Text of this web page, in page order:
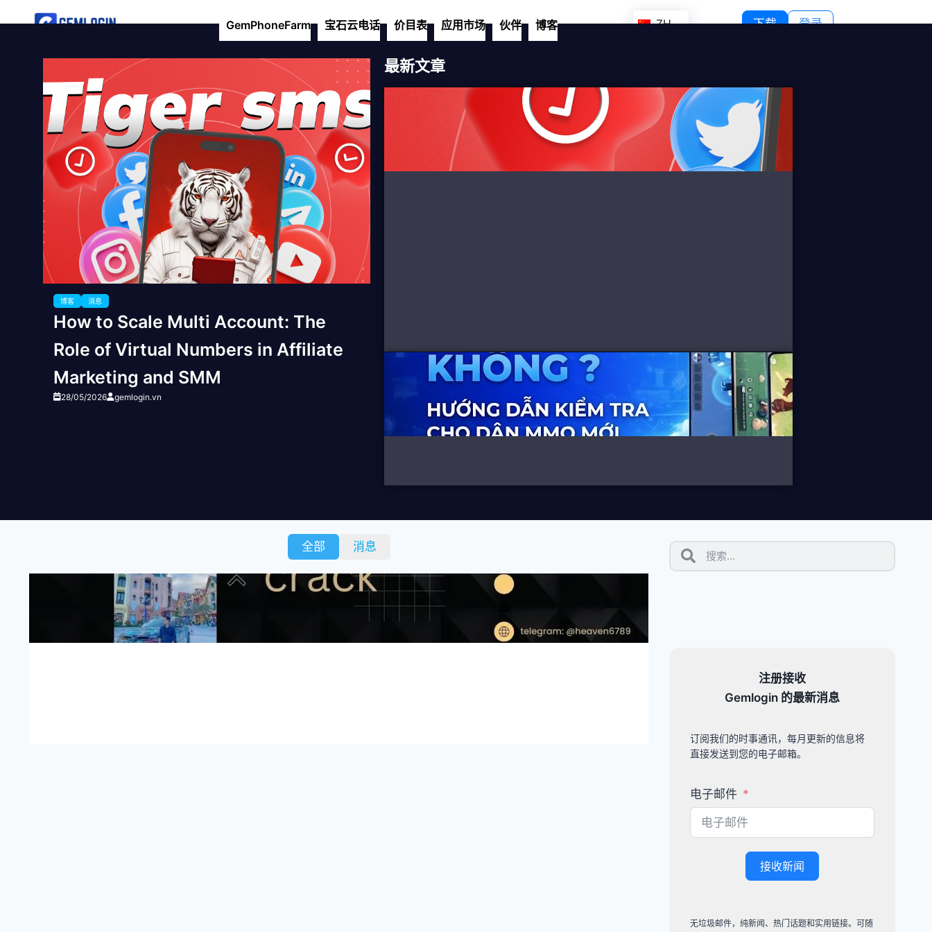
GemPhoneFarm 宝石云电话 价目表 应用市场 伙伴 博客 ZH 下载 登录
博客 消息
How to Scale Multi Account: The
Role of Virtual Numbers in Affiliate
Marketing and SMM
28/05/2026 gemlogin.vn
最新文章
全部 消息
择免费的
GemLogin
注册接收
Gemlogin 的最新消息
订阅我们的时事通讯，每月更新的信息将
直接发送到您的电子邮箱。
电子邮件
接收新闻
无垃圾邮件，纯新闻、热门话题和实用链接。可随